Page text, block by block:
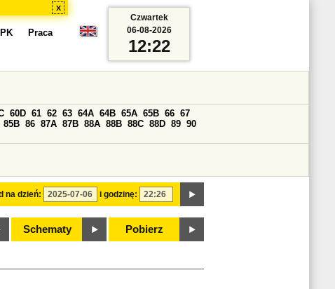
x
Praca
na dzień: i godzinę:
60D 61 62 63 64A 64B 65A 65B 66 67
85B 86 87A 87B 88A 88B 88C 88D 89 90
Schematy Pobierz
Czwartek
06-08-2026
12:22